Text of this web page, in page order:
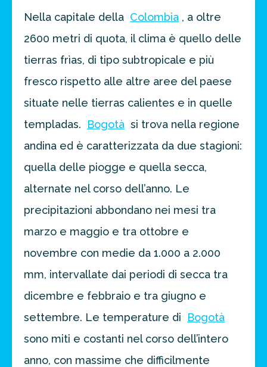
Nella capitale della Colombia , a oltre
2600 metri di quota, il clima è quello delle
tierras frìas, di tipo subtropicale e più
fresco rispetto alle altre aree del paese
situate nelle tierras calientes e in quelle
templadas.
Bogotà si trova nella regione
andina ed è caratterizzata da due stagioni:
quella delle piogge e quella secca,
alternate nel corso dell’anno. Le
precipitazioni abbondano nei mesi tra
marzo e maggio e tra ottobre e
novembre con medie da 1.000 a 2.000
mm, intervallate dai periodi di secca tra
dicembre e febbraio e tra giugno e
settembre. Le temperature di
Bogotà
sono miti e costanti nel corso dell’intero
anno, con massime che difficilmente